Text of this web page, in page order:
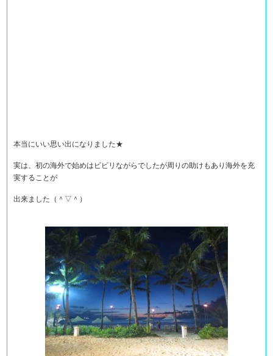
本当にいい思い出になりました★
実は、初の海外で始めはビビリながらでしたが周りの助けもあり海外を充
実することが
出来ました（＾▽＾）